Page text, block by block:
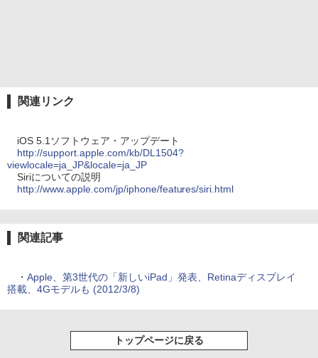
関連リンク
iOS 5.1ソフトウェア・アップデート
http://support.apple.com/kb/DL1504?
viewlocale=ja_JP&locale=ja_JP
Siriについての説明
http://www.apple.com/jp/iphone/features/siri.html
関連記事
・ Apple、第3世代の「新しいiPad」発表、Retinaディスプレイ
搭載、4Gモデルも (2012/3/8)
トップページに戻る